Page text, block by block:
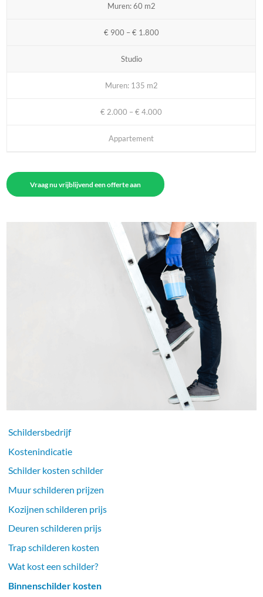
Muren: 60 m2
€ 900 – € 1.800
Studio
Muren: 135 m2
€ 2.000 – € 4.000
Appartement
Vraag nu vrijblijvend een offerte aan
Schildersbedrijf
Kostenindicatie
Schilder kosten schilder
Muur schilderen prijzen
Kozijnen schilderen prijs
Deuren schilderen prijs
Trap schilderen kosten
Wat kost een schilder?
Binnenschilder kosten